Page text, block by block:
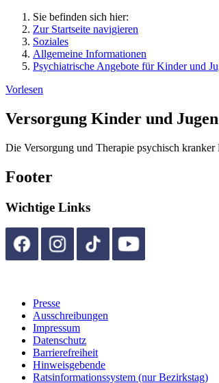
Sie befinden sich hier:
Zur Startseite navigieren
Soziales
Allgemeine Informationen
Psychiatrische Angebote für Kinder und
Vorlesen
Versorgung Kinder und
Die Versorgung und Therapie psychisch
Footer
Wichtige Links
Presse
Ausschreibungen
Impressum
Datenschutz
Barrierefreiheit
Hinweisgebende
Ratsinformationssystem (nur Bezirkstag)